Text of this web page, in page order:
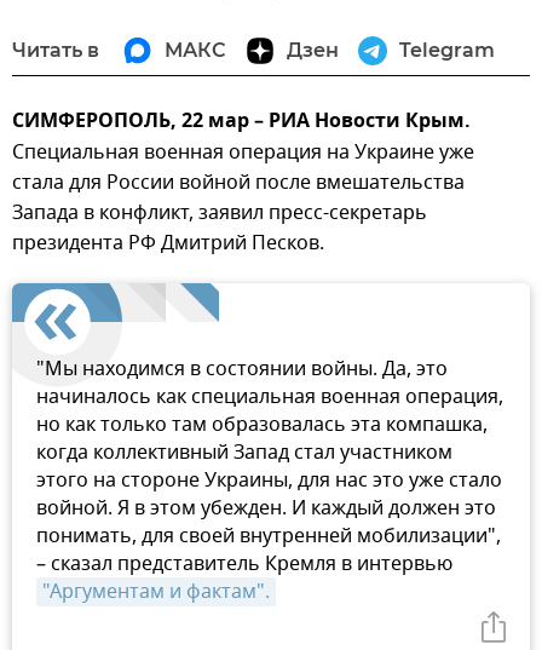
Читать в МАКС Дзен Telegram
СИМФЕРОПОЛЬ, 22 мар – РИА Новости Крым.
Специальная военная операция на Украине уже
стала для России войной после вмешательства
Запада в конфликт, заявил пресс-секретарь
президента РФ Дмитрий Песков.
"Мы находимся в состоянии войны. Да, это
начиналось как специальная военная операция,
но как только там образовалась эта компашка,
когда коллективный Запад стал участником
этого на стороне Украины, для нас это уже стало
войной. Я в этом убежден. И каждый должен это
понимать, для своей внутренней мобилизации",
– сказал представитель Кремля в интервью
"Аргументам и фактам".